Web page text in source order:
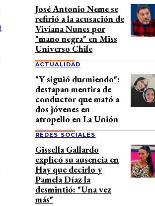
José Antonio Neme se
refirió a la acusación de
Viviana Nunes por
"mano negra" en Miss
Universo Chile
ACTUALIDAD
"Y siguió durmiendo":
destapan mentira de
conductor que mató a
dos jóvenes en
atropello en La Unión
REDES SOCIALES
Gissella Gallardo
explicó su ausencia en
Hay que decirlo y
Pamela Díaz la
desmintió: "Una vez
más"